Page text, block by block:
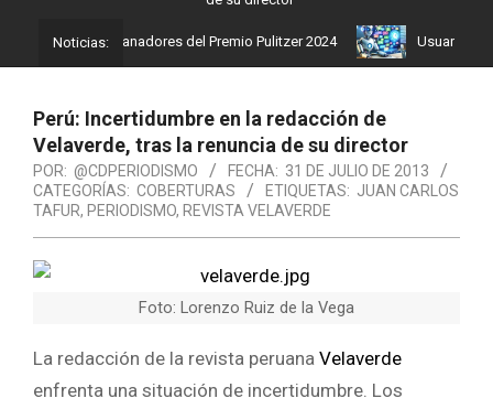
Noticias:
son los ganadores del Premio Pulitzer 2024 Usuarios de
Perú: Incertidumbre en la redacción de
Velaverde, tras la renuncia de su director
POR: @CDPERIODISMO FECHA: 31 DE JULIO DE 2013
CATEGORÍAS: COBERTURAS ETIQUETAS: JUAN CARLOS
TAFUR, PERIODISMO, REVISTA VELAVERDE
Foto: Lorenzo Ruiz de la Vega
La redacción de la revista peruana Velaverde
enfrenta una situación de incertidumbre. Los